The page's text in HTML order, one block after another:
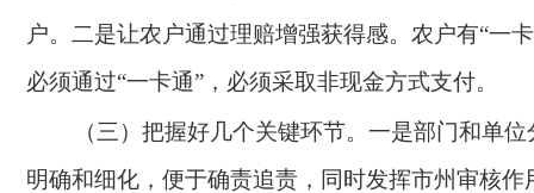
户。二是让农户通过理赔增强获得感。农户有“一
必须通过“一卡通”，必须采取非现金方式支付。
（三）把握好几个关键环节。一是部门和单
明确和细化，便于确责追责，同时发挥市州审核作